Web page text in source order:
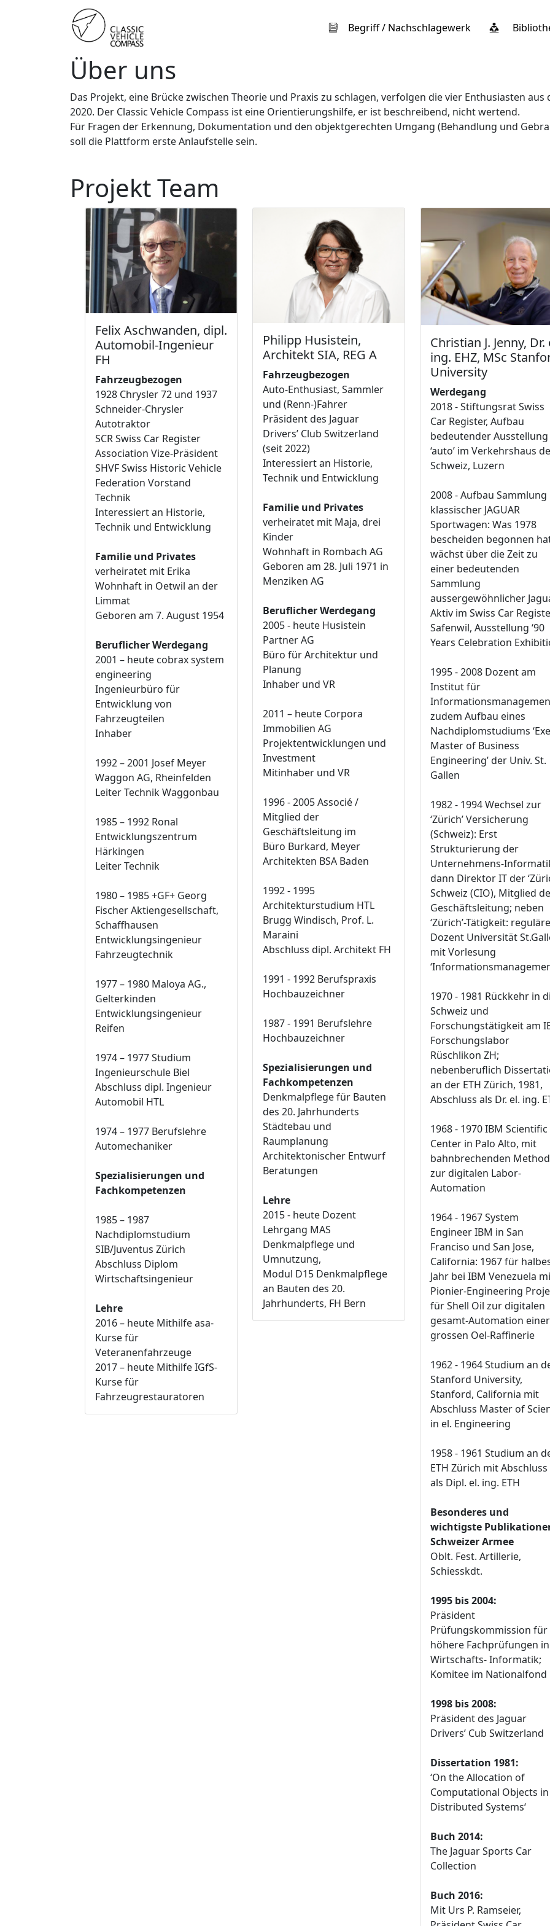
Begriff / Nachschlagewerk
Über uns
Das Projekt, eine Brücke zwischen Theorie und Praxis zu schlagen, verfolgen die vier Enthusiasten
2020. Der Classic Vehicle Compass ist eine Orientierungshilfe, er ist beschreibend, nicht wertend.
Für Fragen der Erkennung, Dokumentation und den objektgerechten Umgang (Behandlung und
soll die Plattform erste Anlaufstelle sein.
Projekt Team
Felix Aschwanden, dipl.
Automobil‐Ingenieur
FH
Fahrzeugbezogen
1928 Chrysler 72 und 1937
Schneider‐Chrysler
Autotraktor
SCR Swiss Car Register
Association Vize‐Präsident
SHVF Swiss Historic Vehicle
Federation Vorstand
Technik
Interessiert an Historie,
Technik und Entwicklung
Familie und Privates
verheiratet mit Erika
Wohnhaft in Oetwil an der
Limmat
Geboren am 7. August 1954
Beruflicher Werdegang
2001 – heute cobrax system
engineering
Ingenieurbüro für
Entwicklung von
Fahrzeugteilen
Inhaber
1992 – 2001 Josef Meyer
Waggon AG, Rheinfelden
Leiter Technik Waggonbau
1985 – 1992 Ronal
Entwicklungszentrum
Härkingen
Leiter Technik
1980 – 1985 +GF+ Georg
Fischer Aktiengesellschaft,
Schaffhausen
Entwicklungsingenieur
Fahrzeugtechnik
1977 – 1980 Maloya AG.,
Gelterkinden
Entwicklungsingenieur
Reifen
1974 – 1977 Studium
Ingenieurschule Biel
Abschluss dipl. Ingenieur
Automobil HTL
1974 – 1977 Berufslehre
Automechaniker
Spezialisierungen und
Fachkompetenzen
1985 – 1987
Nachdiplomstudium
SIB/Juventus Zürich
Abschluss Diplom
Wirtschaftsingenieur
Lehre
2016 – heute Mithilfe asa‐
Kurse für
Veteranenfahrzeuge
2017 – heute Mithilfe IGfS‐
Kurse für
Fahrzeugrestauratoren
Philipp Husistein,
Architekt SIA, REG A
Fahrzeugbezogen
Auto-Enthusiast, Sammler
und (Renn-)Fahrer
Präsident des Jaguar
Drivers’ Club Switzerland
(seit 2022)
Interessiert an Historie,
Technik und Entwicklung
Familie und Privates
verheiratet mit Maja, drei
Kinder
Wohnhaft in Rombach AG
Geboren am 28. Juli 1971 in
Menziken AG
Beruflicher Werdegang
2005 - heute Husistein
Partner AG
Büro für Architektur und
Planung
Inhaber und VR
2011 – heute Corpora
Immobilien AG
Projektentwicklungen und
Investment
Mitinhaber und VR
1996 - 2005 Associé /
Mitglied der
Geschäftsleitung im
Büro Burkard, Meyer
Architekten BSA Baden
1992 - 1995
Architekturstudium HTL
Brugg Windisch, Prof. L.
Maraini
Abschluss dipl. Architekt FH
1991 - 1992 Berufspraxis
Hochbauzeichner
1987 - 1991 Berufslehre
Hochbauzeichner
Spezialisierungen und
Fachkompetenzen
Denkmalpflege für Bauten
des 20. Jahrhunderts
Städtebau und
Raumplanung
Architektonischer Entwurf
Beratungen
Lehre
2015 - heute Dozent
Lehrgang MAS
Denkmalpflege und
Umnutzung,
Modul D15 Denkmalpflege
an Bauten des 20.
Jahrhunderts, FH Bern
Christian J. Jenny, Dr.
ing. EHZ, MSc
University
Werdegang
2018 - Stiftungsrat Swiss
Car Register, Aufbau
bedeutender Ausstellung
‘auto’ im Verkehrshaus
Schweiz, Luzern
2008 - Aufbau Sammlung
klassischer JAGUAR
Sportwagen: Was 1978
bescheiden begonnen
wächst über die Zeit zu
einer bedeutenden
Sammlung
aussergewöhnlicher
Aktiv im Swiss Car
Safenwil, Ausstellung ‘90
Years Celebration
1995 - 2008 Dozent am
Institut für
zudem Aufbau eines
Nachdiplomstudiums
Master of Business
Engineering’ der Univ. St.
Gallen
1982 - 1994 Wechsel zur
‘Zürich’ Versicherung
(Schweiz): Erst
Strukturierung der
Unternehmens-
dann Direktor IT der
Schweiz (CIO), Mitglied
Geschäftsleitung; neben
‘Zürich’-Tätigkeit:
Dozent Universität
mit Vorlesung
1970 - 1981 Rückkehr in
Schweiz und
Forschungstätigkeit am
Forschungslabor
Rüschlikon ZH;
nebenberuflich
an der ETH Zürich, 1981,
Abschluss als Dr. el. ing.
1968 - 1970 IBM Scientific
Center in Palo Alto, mit
bahnbrechenden
zur digitalen Labor-
Automation
1964 - 1967 System
Engineer IBM in San
Franciso und San Jose,
California: 1967 für
Jahr bei IBM Venezuela
Pionier-Engineering
für Shell Oil zur digitalen
gesamt-Automation einer
grossen Oel-Raffinerie
1962 - 1964 Studium an
Stanford University,
Stanford, California mit
Abschluss Master of
in el. Engineering
1958 - 1961 Studium an
ETH Zürich mit Abschluss
als Dipl. el. ing. ETH
Besonderes und
wichtigste
Schweizer Armee
Oblt. Fest. Artillerie,
Schiesskdt.
1995 bis 2004:
Präsident
Prüfungskommission für
höhere Fachprüfungen in
Wirtschafts- Informatik;
Komitee im Nationalfond
1998 bis 2008:
Präsident des Jaguar
Drivers’ Cub Switzerland
Dissertation 1981:
‘On the Allocation of
Computational Objects in
Distributed Systems‘
Buch 2014:
The Jaguar Sports Car
Collection
Buch 2016:
Mit Urs P. Ramseier,